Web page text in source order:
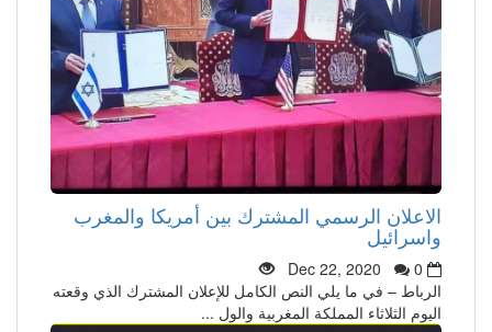
الاعلان الرسمي المشترك بين أمريكا والمغرب
واسرائيل
Dec 22, 2020
0
الرباط – في ما يلي النص الكامل للإعلان المشترك الذي وقعته
اليوم الثلاثاء المملكة المغربية والول ...